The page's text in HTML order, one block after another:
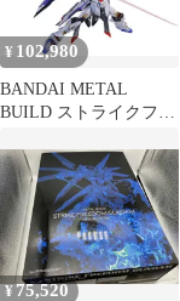
店限定)
¥ 102,980
BANDAI METAL
BUILD ストライクフリ
BLUE Ver. 『機動戦士
ガンダムSEED
DESTINY』(魂ネイシ
ョン2018、魂ウェブ商
店限定)
¥75,520